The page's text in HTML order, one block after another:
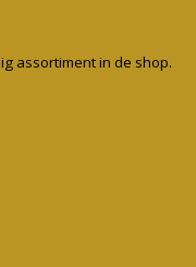
assortiment in de shop.